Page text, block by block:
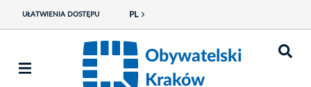
UŁATWIENIA DOSTĘPU PL
Obywatelski
Kraków